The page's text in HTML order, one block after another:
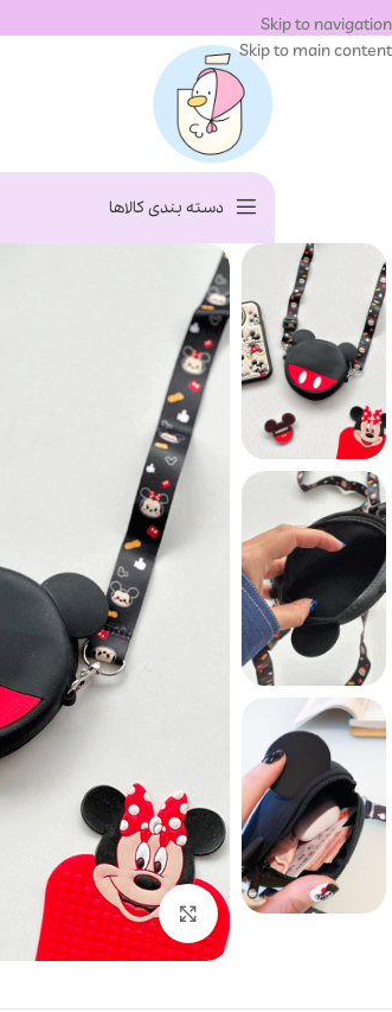
Skip to navigation
Skip to main content
دسته بندی کالاها
بزرگنمایی تصویر